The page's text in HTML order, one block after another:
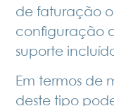
de faturação
configuração
suporte
Em termos de
deste tipo